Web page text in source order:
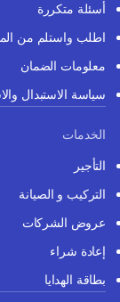
أسئلة متكررة
اطلب واستلم من
معلومات الضمان
سياسة الاستبدال
الخدمات
التأجير
التركيب و الصيانة
عروض الشركات
إعادة شراء
بطاقة الهدايا